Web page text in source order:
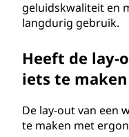
geluidskwaliteit en
langdurig gebruik.
Heeft de lay-
iets te
De lay-out van een
te maken met